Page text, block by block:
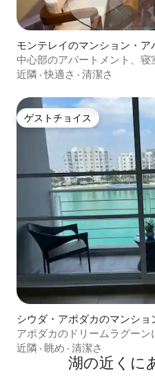
モンテレイのマンション・ア
中心部のアパートメント、寝
近隣 ·快適さ · 清潔さ
ゲストチョイス
ゲストチョイス
シウダ・アポダカのマンショ
アポダカのドリームラグー
近隣 · 眺め · 清潔さ
湖の近くに